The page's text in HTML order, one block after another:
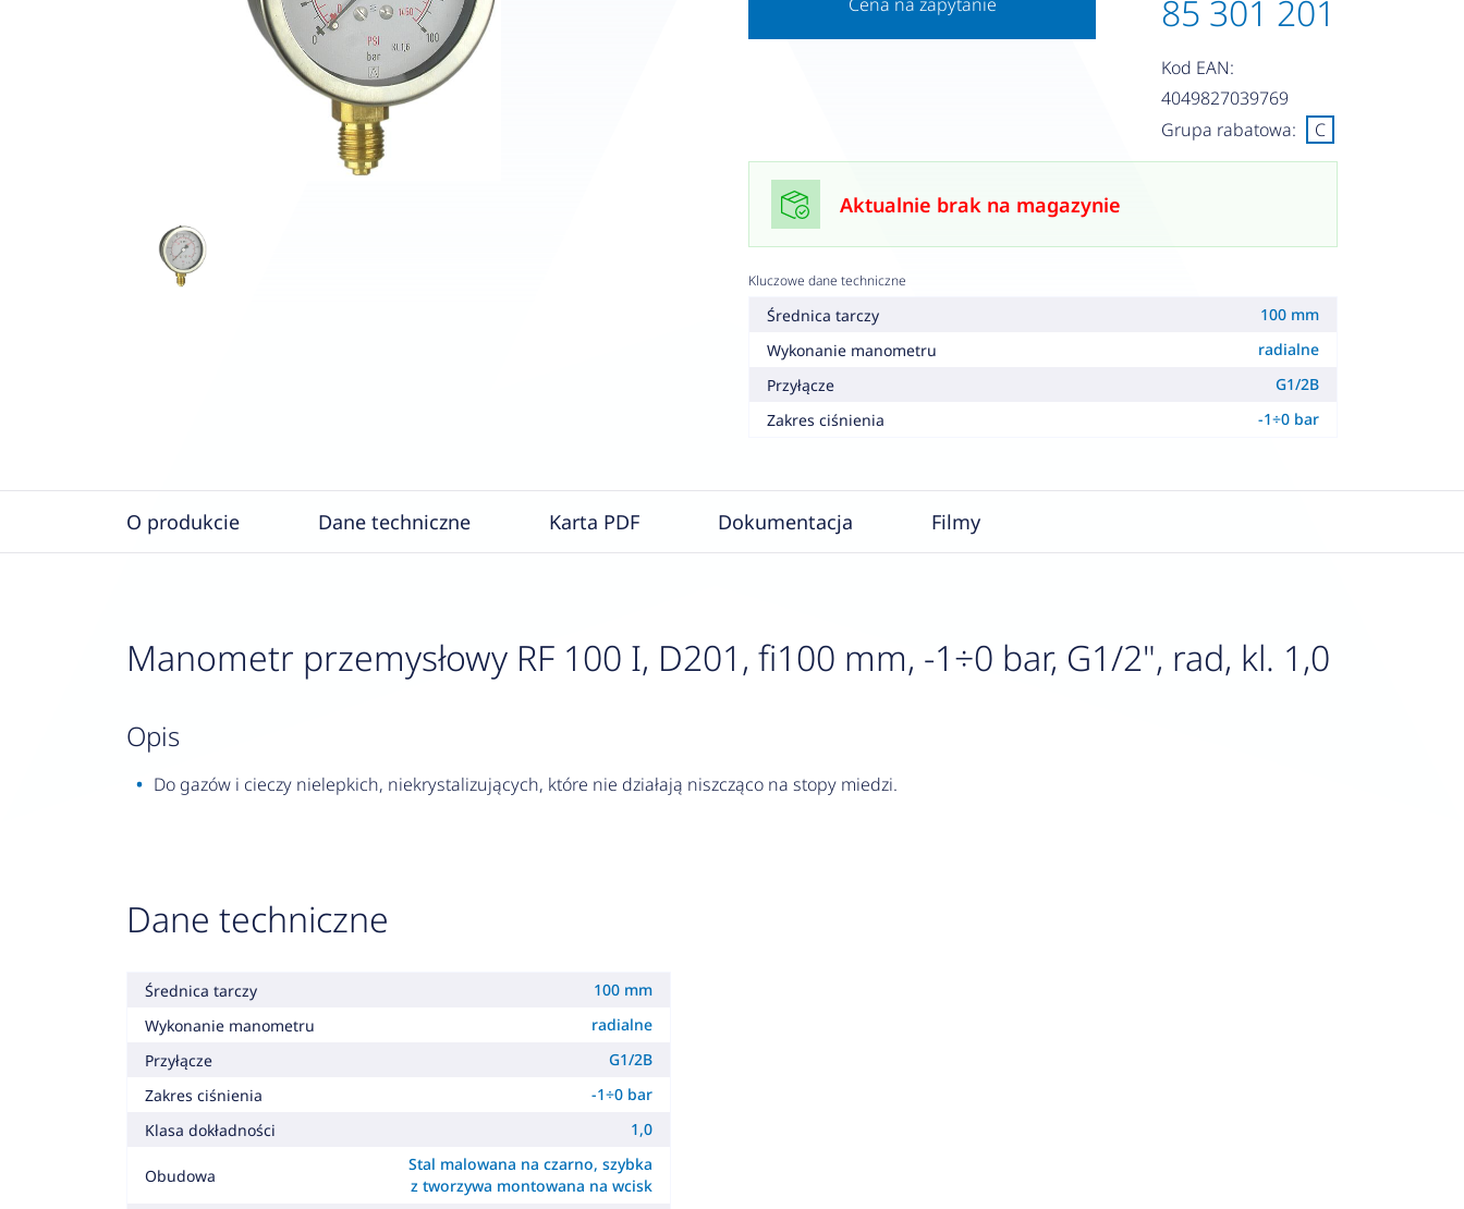
85 301 201
Kod EAN:
4049827039769
Grupa rabatowa:
C
Aktualnie brak na magazynie
Kluczowe dane techniczne
Średnica tarczy
100 mm
Wykonanie manometru
radialne
Przyłącze
G1/2B
Zakres ciśnienia
-1÷0 bar
O produkcie Dane techniczne Karta PDF Dokumentacja Filmy
Manometr przemysłowy RF 100 I, D201, fi100 mm, -1÷0 bar, G1/2", rad, kl. 1,0
opis
Do gazów i cieczy nielepkich, niekrystalizujących, które nie działają niszcząco na stopy miedzi.
Dane techniczne
Średnica tarczy
100 mm
Wykonanie manometru
radialne
Przyłącze
G1/2B
Zakres ciśnienia
-1÷0 bar
Klasa dokładności
1,0
Obudowa
Stal malowana na czarno, szybka
z tworzywa montowana na wcisk